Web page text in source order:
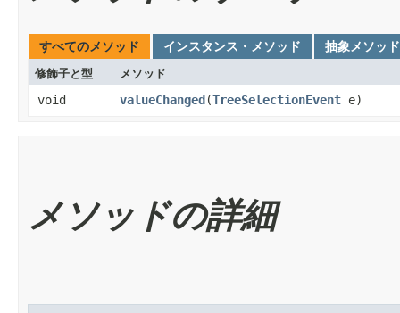
すべてのメソッド インスタンス・メソッド 抽象メソッド
修飾子と型 メソッド
void valueChanged​(TreeSelectionEvent e)
メソッドの詳細